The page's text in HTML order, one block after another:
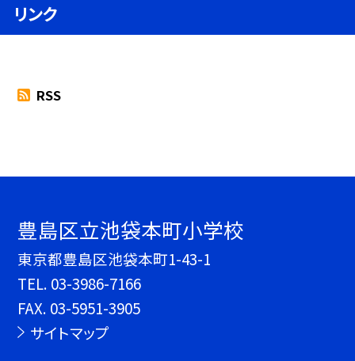
リンク
RSS
豊島区立池袋本町小学校
東京都豊島区池袋本町1-43-1
TEL. 03-3986-7166
FAX. 03-5951-3905
サイトマップ